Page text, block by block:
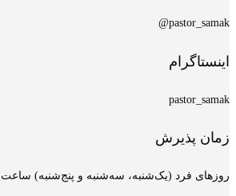
pastor_samak@
اینستاگرام
pastor_samak
زمان پذیرش
روزهای فرد (یک‌شنبه، سه‌شنبه و پنج‌شنبه) ساعت 15:00 الی 20:00